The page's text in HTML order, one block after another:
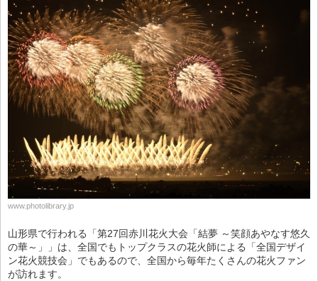
www.photolibrary.jp
山形県で行われる「第27回赤川花火大会「結夢 ～笑顔あやなす悠久
の華～」」は、全国でもトップクラスの花火師による「全国デザイ
ン花火競技会」でもあるので、全国から毎年たくさんの花火ファン
が訪れます。